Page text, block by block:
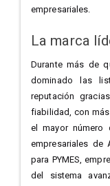
empresariales.
La marca
Durante más de
dominado las
reputación
fiabilidad, con
el mayor número
empresariales de
para PYMES,
del sistema